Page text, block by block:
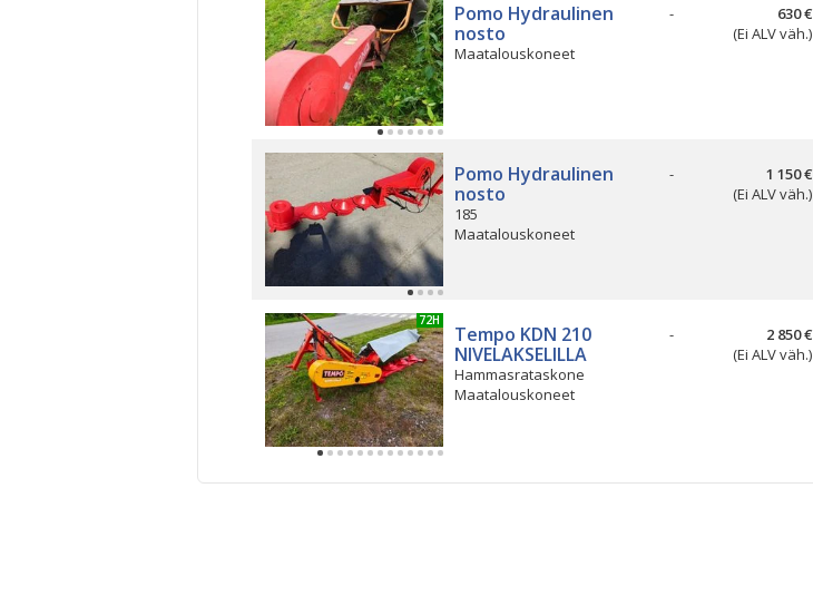
Pomo Hydraulinen
nosto
Maatalouskoneet
-
630 €
(Ei ALV väh.)
Pomo Hydraulinen
nosto
185
Maatalouskoneet
-
1 150 €
(Ei ALV väh.)
UUSI 72H
Tempo KDN 210
NIVELAKSELILLA
Hammasrataskone
Maatalouskoneet
-
2 850 €
(Ei ALV väh.)